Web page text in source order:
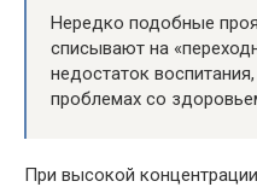
Нередко подобные
списывают на
недостаток
проблемах со
При высокой